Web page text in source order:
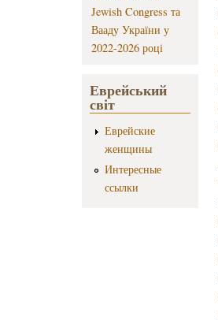
Jewish Congress та
Вааду України у
2022-2026 році
Еврейський
світ
Еврейские
женщины
Интересные
ссылки